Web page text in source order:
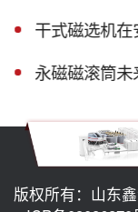
干式磁选机
永磁磁滚筒未
版权所有：山东